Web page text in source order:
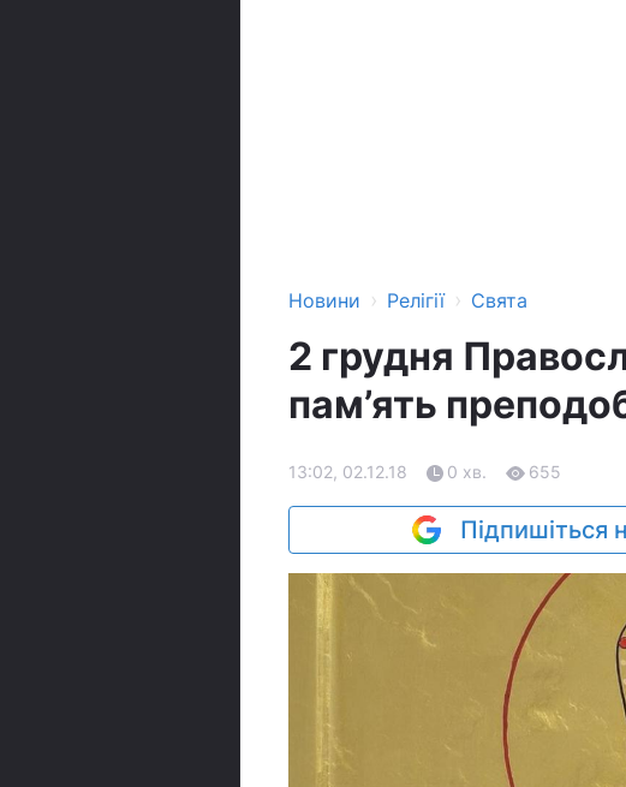
Новини › Релігії › Свята
2 грудня
пам’ять
13:02, 02.12.18 0 хв. 655
Підпишіться